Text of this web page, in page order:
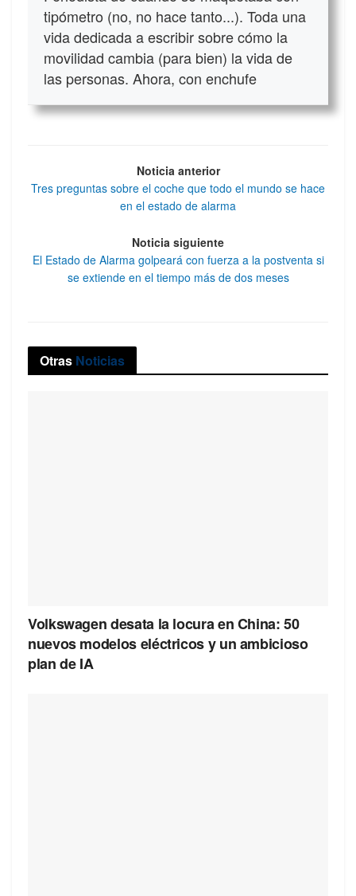
tipómetro (no, no hace tanto...). Toda una
vida dedicada a escribir sobre cómo la
movilidad cambia (para bien) la vida de
las personas. Ahora, con enchufe
Noticia anterior
Tres preguntas sobre el coche que todo el mundo se hace
en el estado de alarma
Noticia siguiente
El Estado de Alarma golpeará con fuerza a la postventa si
se extiende en el tiempo más de dos meses
Otras Noticias
Volkswagen desata la locura en China: 50
nuevos modelos eléctricos y un ambicioso
plan de IA